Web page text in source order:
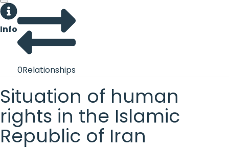
Info
0Relationships
Situation of human
rights in the Islamic
Republic of Iran